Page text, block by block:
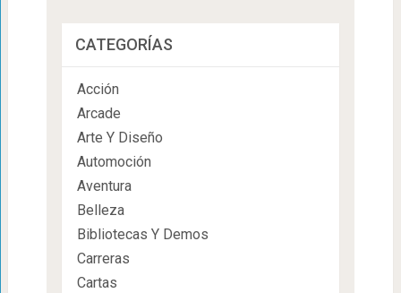
CATEGORÍAS
Acción
Arcade
Arte Y Diseño
Automoción
Aventura
Belleza
Bibliotecas Y Demos
Carreras
Cartas